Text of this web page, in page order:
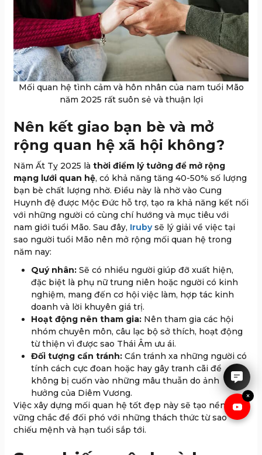
×
Mối quan hệ tình cảm và hôn nhân của nam tuổi Mão
năm 2025 rất suôn sẻ và thuận lợi
Nên kết giao bạn bè và mở
rộng quan hệ xã hội không?
Năm Ất Tỵ 2025 là thời điểm lý tưởng để mở rộng
mạng lưới quan hệ, có khả năng tăng 40-50% số lượng
bạn bè chất lượng nhờ. Điều này là nhờ vào Cung
Huynh đệ được Mộc Đức hỗ trợ, tạo ra khả năng kết nối
với những người có cùng chí hướng và mục tiêu với
nam giới tuổi Mão. Sau đây, Irubysẽ lý giải về việc tại
sao người tuổi Mão nên mở rộng mối quan hệ trong
năm nay:
Quý nhân: Sẽ có nhiều người giúp đỡ xuất hiện,
đặc biệt là phụ nữ trung niên hoặc người có kinh
nghiệm, mang đến cơ hội việc làm, hợp tác kinh
doanh và lời khuyên giá trị.
Hoạt động nên tham gia: Nên tham gia các hội
nhóm chuyên môn, câu lạc bộ sở thích, hoạt động
từ thiện vì được sao Thái Âm ưu ái.
Đối tượng cần tránh: Cần tránh xa những người có
tính cách cực đoan hoặc hay gây tranh cãi để
không bị cuốn vào những mâu thuẫn do ảnh
hưởng của Diêm Vương.
Việc xây dựng mối quan hệ tốt đẹp này sẽ tạo nền tảng
vững chắc để đối phó với những thách thức từ sao
chiếu mệnh và hạn tuổi sắp tới.
IRUBY rất hân hạnh được tư
vấn cho anh chị.